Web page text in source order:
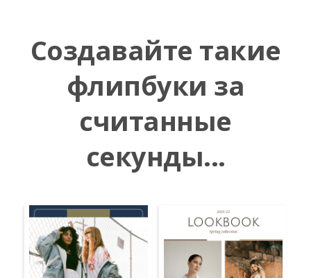
Создавайте такие
флипбуки за
считанные
секунды...